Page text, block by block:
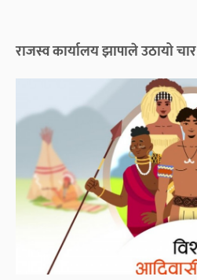
राजस्व कार्यालय झापाले उठायो